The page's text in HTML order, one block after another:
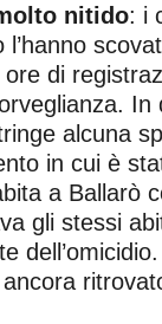
nitido: i
di
In
alcuna
in cui è
a Ballarò
gli stessi